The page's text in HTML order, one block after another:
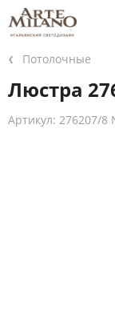
Потолочные
Люстра
Артикул: 276207/8